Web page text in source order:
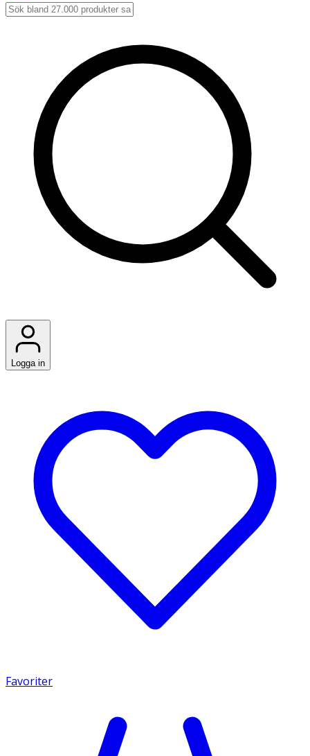
Logga in
Favoriter